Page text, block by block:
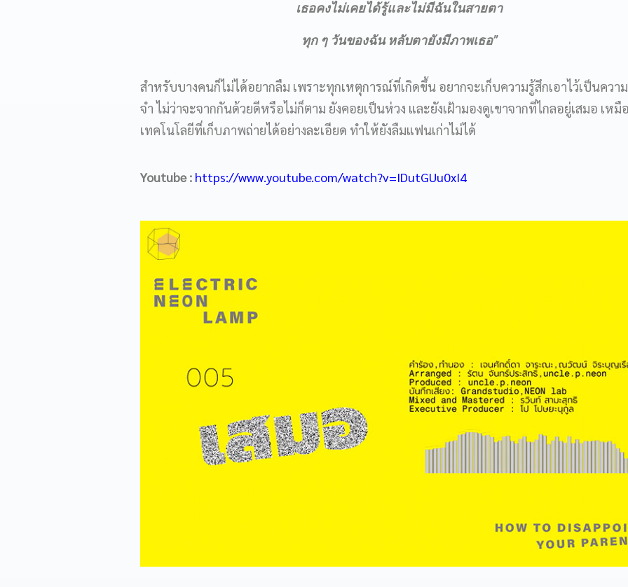
เธอคงไม่เคยได้รู้และไม่มีฉันในสายตา
ทุก ๆ วันของฉัน หลับตายังมีภาพเธอ”
สำหรับบางคนก็ไม่ได้อยากลืม เพราะทุกเหตุการณ์ที่เกิดขึ้น อยากจะเก็บความรู้สึกเอาไว้เป็นควา
จำ ไม่ว่าจะจากกันด้วยดีหรือไม่ก็ตาม ยังคอยเป็นห่วง และยังเฝ้ามองดูเขาจากที่ไกลอยู่เสมอ เหมื
เทคโนโลยีที่เก็บภาพถ่ายได้อย่างละเอียด ทำให้ยังลืมแฟนเก่าไม่ได้
Youtube : https://www.youtube.com/watch?v=IDutGUu0xI4